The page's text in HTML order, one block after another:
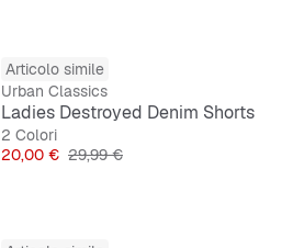
Articolo simile
Urban Classics
Ladies Destroyed Denim Shorts
2 Colori
Prezzo
20,00 € Prezzo originale
29,99 €